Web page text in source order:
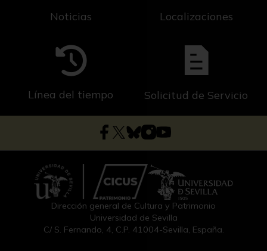
Noticias Localizaciones
Línea del tiempo Solicitud de Servicio
Dirección general de Cultura y Patrimonio
Universidad de Sevilla
C/ S. Fernando, 4, C.P. 41004-Sevilla, España.